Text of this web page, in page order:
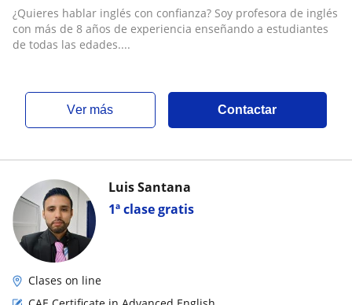
¿Quieres hablar inglés con confianza? Soy profesora de inglés
con más de 8 años de experiencia enseñando a estudiantes
de todas las edades....
ver más Contactar
1ª clase gratis
Luis Santana
Clases on line